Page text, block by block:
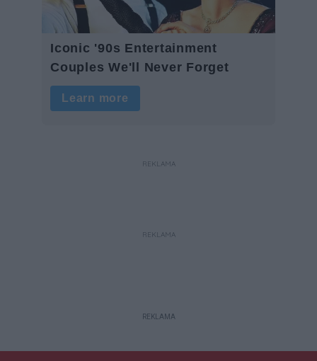
REKLAMA
REKLAMA
REKLAMA